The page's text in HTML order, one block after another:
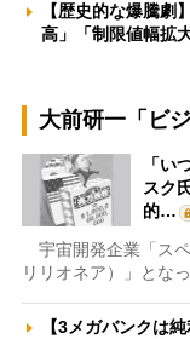
【歴史的な爆騰劇
高」「制限値幅
大前研一「ビ
「い
スク
的…
宇宙開発企業「ス
リリオネア）」とな
【3メガバンクは